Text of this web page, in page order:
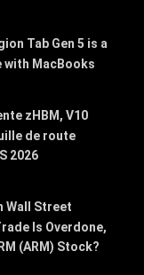
Tab Gen 5 is a
MacBooks
zHBM, V10
de route
2026
Wall Street
Is Overdone,
(ARM) Stock?